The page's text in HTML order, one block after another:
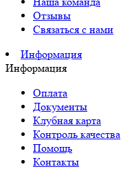
Отзывы
Связаться с нами
Информация
Информация
Оплата
Документы
Клубная карта
Контроль качества
Помощь
Контакты